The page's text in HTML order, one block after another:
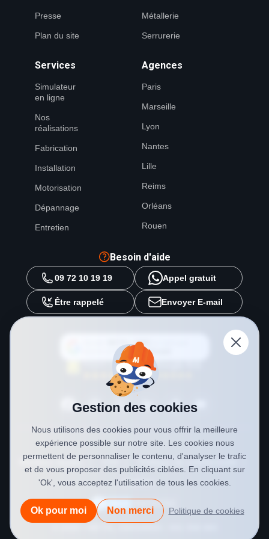
Presse
Plan du site
Métallerie
Serrurerie
Services
Simulateur
en ligne
Nos
réalisations
Fabrication
Installation
Motorisation
Dépannage
Entretien
Agences
Paris
Marseille
Lyon
Nantes
Lille
Reims
Orléans
Rouen
Besoin d'aide
09 72 10 19 19 Appel gratuit
Être rappelé Envoyer E-mail
METAL 2000
source préférée surGoogle
Mentions légales CGV Politique de confidentialité
Cookies
Gestion des cookies
Nous utilisons des cookies pour vous offrir la meilleure
expérience possible sur notre site. Les cookies nous
permettent de personnaliser le contenu, d'analyser le trafic
et de vous proposer des publicités ciblées. En cliquant sur
'Ok', vous acceptez l'utilisation de tous les cookies.
Ok pour moi Non merci Politique de cookies